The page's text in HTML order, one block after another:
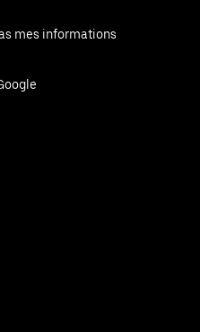
mes informations